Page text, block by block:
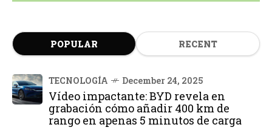
POPULAR RECENT
TECNOLOGÍA December 24, 2025
Vídeo impactante: BYD revela en
grabación cómo añadir 400 km de
rango en apenas 5 minutos de carga